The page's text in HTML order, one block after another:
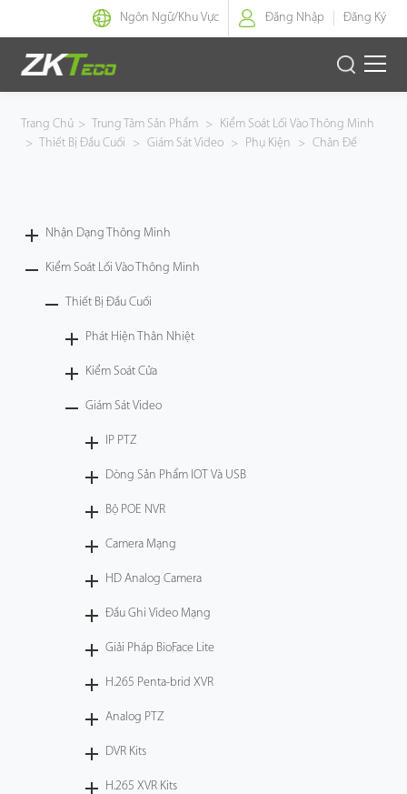
Ngôn Ngữ/Khu Vực Đăng Nhập Đăng Ký
Nhận Dạng Thông Minh
Armatura
Trang Chủ > Trung Tâm Sản Phẩm >
Kiểm Soát Lối Vào Thông Minh
>
Thiết Bị Đầu Cuối > Giám Sát Video > Phụ Kiện > Chân Đế
Nhận Dạng Thông Minh
Kiểm Soát Lối Vào Thông Minh
Thiết Bị Đầu Cuối
Phát Hiện Thân Nhiệt
Kiểm Soát Cửa
Giám Sát Video
IP PTZ
Dòng Sản Phẩm IOT Và USB
Bộ POE NVR
Camera Mạng
HD Analog Camera
Đầu Ghi Video Mạng
Giải Pháp BioFace Lite
H.265 Penta-brid XVR
Analog PTZ
DVR Kits
H.265 XVR Kits